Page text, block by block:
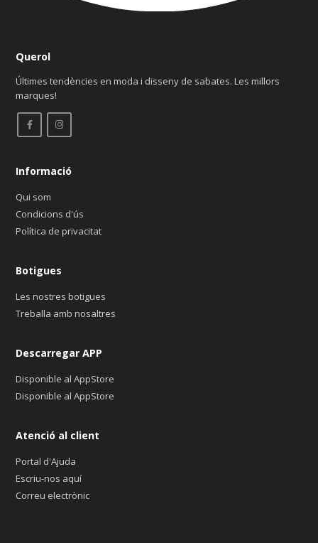
Querol
Últimes tendències en moda i disseny de sabates. Les millors
marques!
Informació
Qui som
Condicions d'ús
Política de privacitat
Botigues
Les nostres botigues
Treballa amb nosaltres
Descarregar APP
Disponible al AppStore
Disponible al AppStore
Atenció al client
Portal d'Ajuda
Escriu-nos aquí
Correu electrònic